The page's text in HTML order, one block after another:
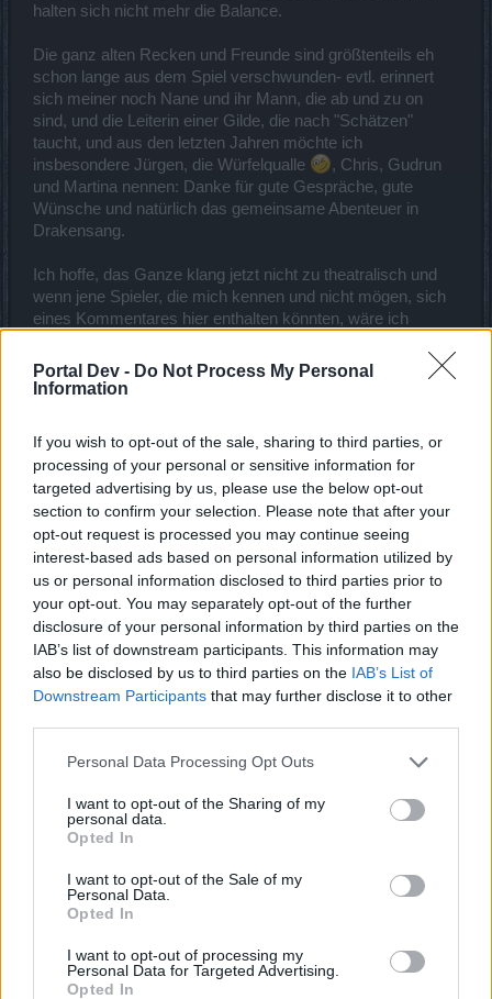
Portal Dev - Do Not Process My Personal
Information
If you wish to opt-out of the sale, sharing to third parties, or
processing of your personal or sensitive information for
targeted advertising by us, please use the below opt-out
section to confirm your selection. Please note that after your
opt-out request is processed you may continue seeing
interest-based ads based on personal information utilized by
us or personal information disclosed to third parties prior to
your opt-out. You may separately opt-out of the further
disclosure of your personal information by third parties on the
IAB’s list of downstream participants. This information may
also be disclosed by us to third parties on the IAB’s List of
Downstream Participants that may further disclose it to other
Personal Data Processing Opt Outs
I want to opt-out of the Sharing of my
personal data.
Opted In
I want to opt-out of the Sale of my
Personal Data.
Opted In
I want to opt-out of processing my
Personal Data for Targeted Advertising.
Opted In
halten sich nicht mehr die Balance.
Die ganz alten Recken und Freunde sind größtenteils eh
schon lange aus dem Spiel verschwunden- evtl. erinnert
sich meiner noch Nane und ihr Mann, die ab und zu on
sind, und die Leiterin einer Gilde, die nach "Schätzen"
taucht, und aus den letzten Jahren möchte ich
insbesondere Jürgen, die Würfelqualle
, Chris, Gudrun
und Martina nennen: Danke für gute Gespräche, gute
Wünsche und natürlich das gemeinsame Abenteuer in
Drakensang.
Ich hoffe, das Ganze klang jetzt nicht zu theatralisch und
wenn jene Spieler, die mich kennen und nicht mögen, sich
eines Kommentares hier enthalten könnten, wäre ich
Wenn die Devs sich noch eine gehörige Korrektur einfallen
20 Mai 2025
frosch1,.Oldlady., Froggy52und 2 anderen gefällt dies.
Anipu59
Foren-Grünschnabel
Meine 202.000 Ander sind auch futsch...
20 Mai 2025
Meister eines Forums
Hallo katbac,
hier ist euch ein grober Fehler passiert. Ich denke dass ihr
Ich habe mit Sicherheit nicht gecheatet. Über alle 4 chars
Drachenzähne gedroppt und interessanterweise wurden
mir genau 80k Andermant abgezogen.